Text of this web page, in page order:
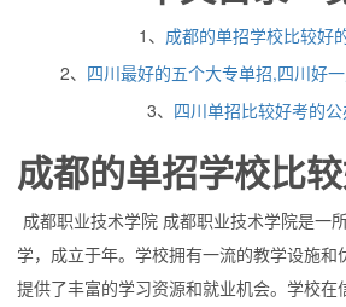
1、 成都的单招学校比较好
2、 四川最好的五个大专单招,四川好
3、 四川单招比较好考的
成都的单招学校比
成都职业技术学院 成都职业技术学院是一
学，成立于年。学校拥有一流的教学设施和
提供了丰富的学习资源和就业机会。学校在